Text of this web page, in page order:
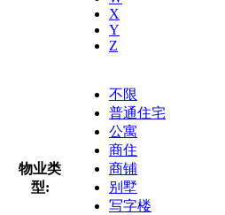
X
Y
Z
物业类
型:
不限
普通住宅
公寓
商住
商铺
别墅
写字楼